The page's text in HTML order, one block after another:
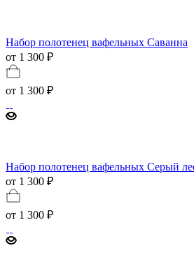
Набор полотенец вафельных Саванна
от 1 300 ₽
от 1 300 ₽
Набор полотенец вафельных Серый
от 1 300 ₽
от 1 300 ₽